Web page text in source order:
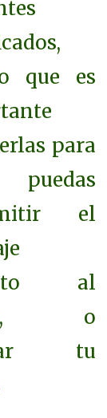
que es
para
el
al
o
tu